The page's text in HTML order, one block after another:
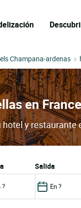
Champana-ardenas
en
y
salida